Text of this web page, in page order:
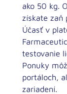
ako 50 kg.
získate zaň
Účasť v
testovanie
Ponuky
portáloch,
zariadení.